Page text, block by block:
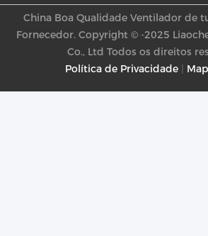
Política de Privacidade|
China Boa Qualidade Ventilador de
Fornecedor. Copyright © -2025
Co., Ltd Todos os direitos